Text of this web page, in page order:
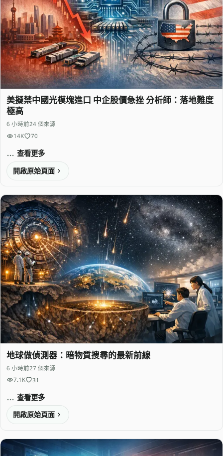
美擬禁中國光模塊進口 中企股價急挫 分析師：落地難度
極高
6 小時前24 個來源
14K
70
查看更多
開啟原始頁面
地球做偵測器：暗物質搜尋的最新前線
6 小時前27 個來源
7.1K
31
查看更多
開啟原始頁面